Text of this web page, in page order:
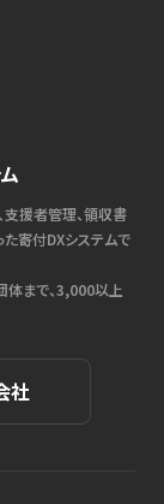
支援者管理、領収書
寄付DXシステムで
まで、3,000以上
社